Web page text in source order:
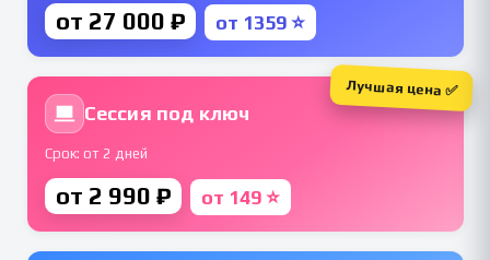
от 27 000 ₽ от 1359 ⭐
Сессия под ключ
Срок: от 2 дней
от 2 990 ₽ от 149 ⭐
Лучшая цена ✅